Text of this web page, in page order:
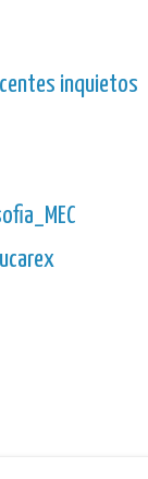
inquietos